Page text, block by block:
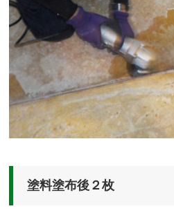
塗料塗布後２枚